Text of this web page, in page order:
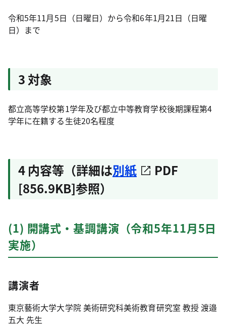
令和5年11月5日（日曜日）から令和6年1月21日（日曜
日）まで
3 対象
都立高等学校第1学年及び都立中等教育学校後期課程第4
学年に在籍する生徒20名程度
4 内容等（詳細は別紙
PDF
[856.9KB]参照）
(1) 開講式・基調講演（令和5年11月5日
実施）
講演者
東京藝術大学大学院 美術研究科美術教育研究室 教授 渡邉
五大 先生